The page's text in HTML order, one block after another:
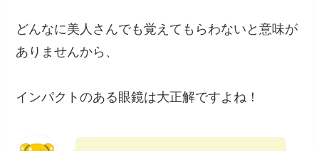
どんなに美人さんでも覚えてもらわないと意味が
ありませんから、
インパクトのある眼鏡は大正解ですよね！